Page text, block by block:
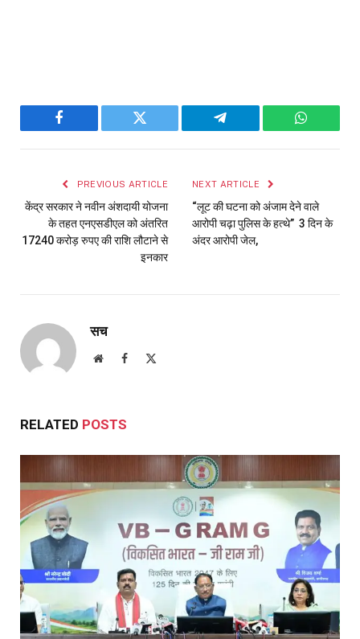
Facebook Twitter Telegram
PREVIOUS ARTICLE
केंद्र सरकार ने नवीन अंशदायी योजना
के तहत एनएसडीएल को अंतरित
17240 करोड़ रुपए की राशि लौटाने से
इनकार
NEXT ARTICLE
“लूट की घटना को अंजाम देने वाले
आरोपी चढ़ा पुलिस के हत्थे” 3 दिन के
अंदर आरोपी जेल,
सच
WebsiteFacebook
RELATED POSTS